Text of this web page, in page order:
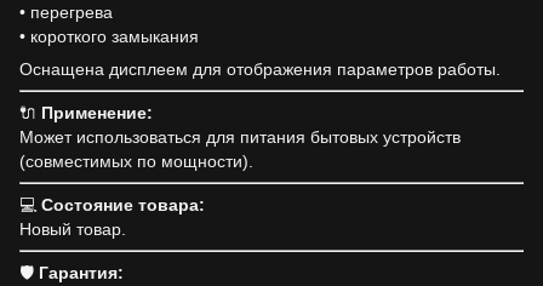
• перегрева
• короткого замыкания
Оснащена дисплеем для отображения параметров работы.
🔌 Применение:
Может использоваться для питания бытовых устройств
(совместимых по мощности).
💻 Состояние товара:
Новый товар.
🛡 Гарантия: